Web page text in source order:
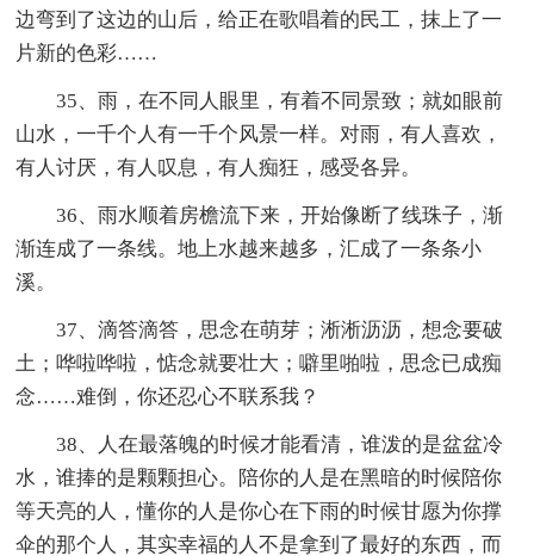
边弯到了这边的山后，给正在歌唱着的民工，抹上了一
片新的色彩……
35、雨，在不同人眼里，有着不同景致；就如眼前
山水，一千个人有一千个风景一样。对雨，有人喜欢，
有人讨厌，有人叹息，有人痴狂，感受各异。
36、雨水顺着房檐流下来，开始像断了线珠子，渐
渐连成了一条线。地上水越来越多，汇成了一条条小
溪。
37、滴答滴答，思念在萌芽；淅淅沥沥，想念要破
土；哗啦哗啦，惦念就要壮大；噼里啪啦，思念已成痴
念……难倒，你还忍心不联系我？
38、人在最落魄的时候才能看清，谁泼的是盆盆冷
水，谁捧的是颗颗担心。陪你的人是在黑暗的时候陪你
等天亮的人，懂你的人是你心在下雨的时候甘愿为你撑
伞的那个人，其实幸福的人不是拿到了最好的东西，而